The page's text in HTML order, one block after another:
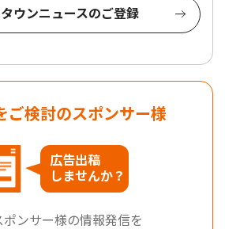
ウンニュースのご登録
ご検討のスポンサー様
広告出稿
しませんか？
ポンサー様の情報発信を